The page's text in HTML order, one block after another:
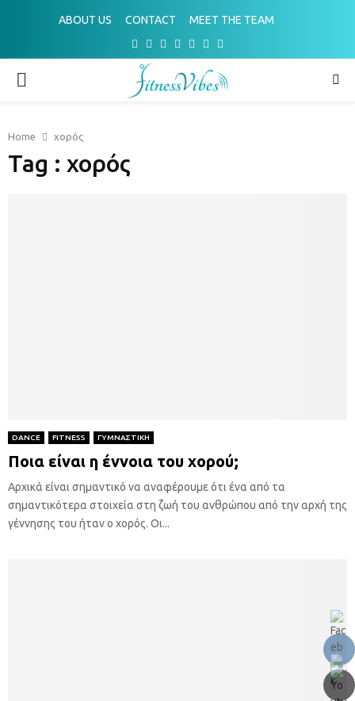
ABOUT US CONTACT
MEET THE TEAM
Facebook
TwitterInstagram
Pinterest
Youtube
Email
PRIMARY
Home χορός
Tag : χορός
DANCE FITNESS ΓΥΜΝΑΣΤΙΚΗ
Ποια είναι η έννοια του χορού;
Αρχικά είναι σημαντικό να αναφέρουμε ότι ένα από τα
σημαντικότερα στοιχεία στη ζωή του ανθρώπου από την αρχή της
γέννησης του ήταν ο χορός. Οι...